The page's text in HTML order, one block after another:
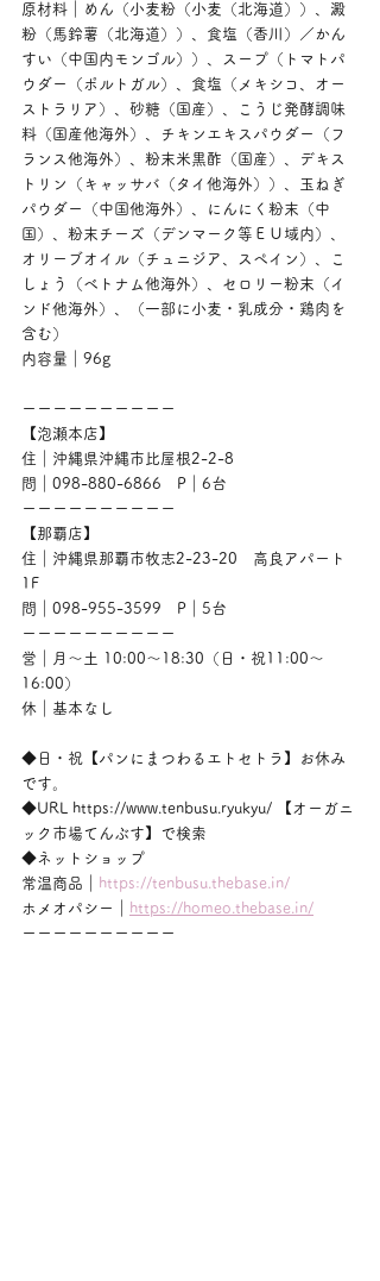
原材料｜めん（小麦粉（小麦（北海道））、澱
粉（馬鈴薯（北海道））、食塩（香川）／かん
すい（中国内モンゴル））、スープ（トマトパ
ウダー（ポルトガル）、食塩（メキシコ、オー
ストラリア）、砂糖（国産）、こうじ発酵調味
料（国産他海外）、チキンエキスパウダー（フ
ランス他海外）、粉末米黒酢（国産）、デキス
トリン（キャッサバ（タイ他海外））、玉ねぎ
パウダー（中国他海外）、にんにく粉末（中
国）、粉末チーズ（デンマーク等ＥＵ域内）、
オリーブオイル（チュニジア、スペイン）、こ
しょう（ベトナム他海外）、セロリー粉末（イ
ンド他海外）、（一部に小麦・乳成分・鶏肉を
含む）
内容量｜96g
ーーーーーーーーーー
【泡瀬本店】
住｜沖縄県沖縄市比屋根2-2-8
問｜098-880-6866　P｜6台
ーーーーーーーーーー
【那覇店】
住｜沖縄県那覇市牧志2-23-20　高良アパート
1F
問｜098-955-3599　P｜5台
ーーーーーーーーーー
営｜月〜土 10:00〜18:30（日・祝11:00〜
16:00）
休｜基本なし
◆日・祝【パンにまつわるエトセトラ】お休み
です。
◆URL https://www.tenbusu.ryukyu/ 【オーガニ
ック市場てんぶす】で検索
◆ネットショップ
常温商品｜
https://tenbusu.thebase.in/
ホメオパシー｜
https://homeo.thebase.in/
ーーーーーーーーーー